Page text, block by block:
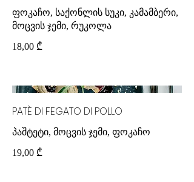
ფოკაჩო, საქონლის სუკი, კამამბერი,
მოცვის ჯემი, რუკოლა
18,00 ₾
PATÈ DI FEGATO DI POLLO
19,00 ₾